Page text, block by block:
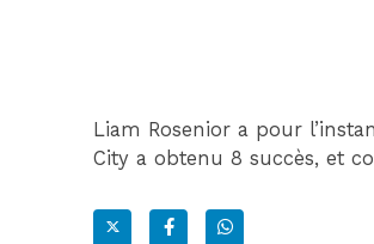
Liam Rosenior a pour
City a obtenu 8 succès, et